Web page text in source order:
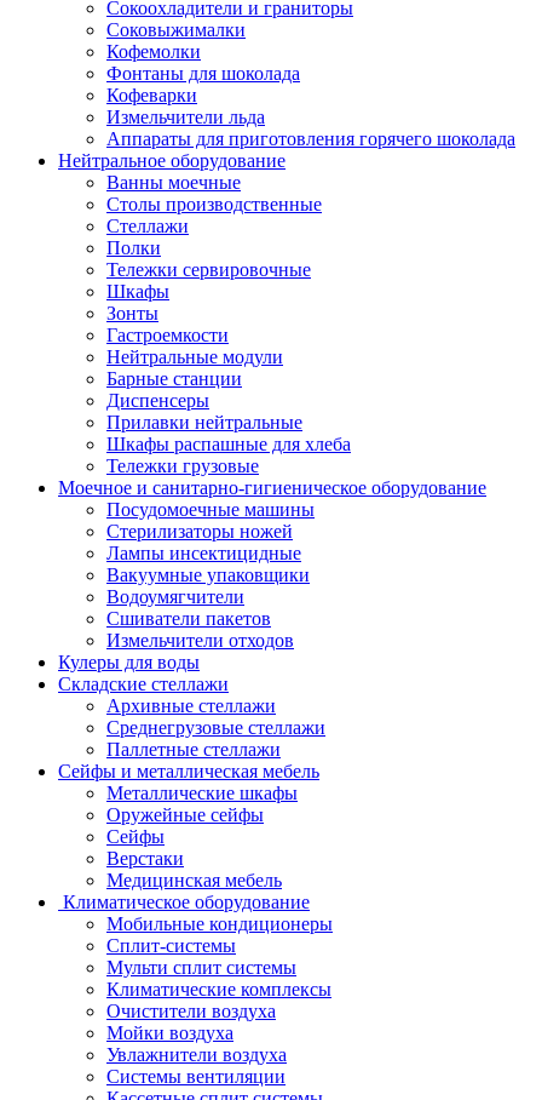
Сокоохладители и граниторы
Соковыжималки
Кофемолки
Фонтаны для шоколада
Кофеварки
Измельчители льда
Аппараты для приготовления горячего шоколада
Нейтральное оборудование
Ванны моечные
Столы производственные
Стеллажи
Полки
Тележки сервировочные
Шкафы
Зонты
Гастроемкости
Нейтральные модули
Барные станции
Диспенсеры
Прилавки нейтральные
Шкафы распашные для хлеба
Тележки грузовые
Моечное и санитарно-гигиеническое оборудование
Посудомоечные машины
Стерилизаторы ножей
Лампы инсектицидные
Вакуумные упаковщики
Водоумягчители
Сшиватели пакетов
Измельчители отходов
Кулеры для воды
Складские стеллажи
Архивные стеллажи
Среднегрузовые стеллажи
Паллетные стеллажи
Сейфы и металлическая мебель
Металлические шкафы
Оружейные сейфы
Сейфы
Верстаки
Медицинская мебель
Климатическое оборудование
Мобильные кондиционеры
Сплит-системы
Мульти сплит системы
Климатические комплексы
Очистители воздуха
Мойки воздуха
Увлажнители воздуха
Системы вентиляции